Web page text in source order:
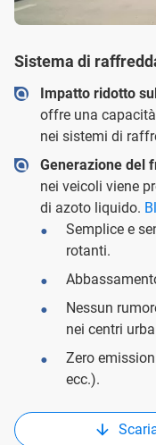
Sistema di
Impatto ridotto
offre una
nei sistemi di
Generazione del
nei veicoli viene
di azoto liquido.
Semplice e
rotanti.
Nessun
nei centri
Zero
ecc.).